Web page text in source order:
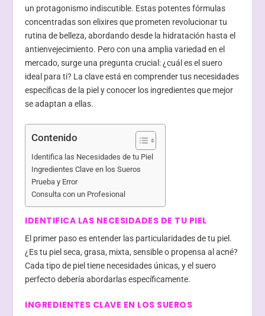
un protagonismo indiscutible. Estas potentes fórmulas
concentradas son elixires que prometen revolucionar tu
rutina de belleza, abordando desde la hidratación hasta el
antienvejecimiento. Pero con una amplia variedad en el
mercado, surge una pregunta crucial: ¿cuál es el suero
ideal para ti? La clave está en comprender tus necesidades
específicas de la piel y conocer los ingredientes que mejor
se adaptan a ellas.
Contenido
Identifica las Necesidades de tu Piel
Ingredientes Clave en los Sueros
Prueba y Error
Consulta con un Profesional
IDENTIFICA LAS NECESIDADES DE TU PIEL
El primer paso es entender las particularidades de tu piel.
¿Es tu piel seca, grasa, mixta, sensible o propensa al acné?
Cada tipo de piel tiene necesidades únicas, y el suero
perfecto debería abordarlas específicamente.
INGREDIENTES CLAVE EN LOS SUEROS